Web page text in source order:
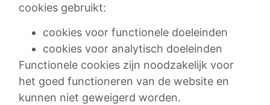
cookies gebruikt:
cookies voor functionele doeleinden
cookies voor analytisch doeleinden
Functionele cookies zijn noodzakelijk voor
het goed functioneren van de website en
kunnen niet geweigerd worden.